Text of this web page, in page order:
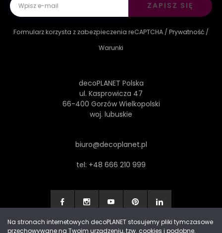
ZAPISZ SIĘ
Formularz korzysta z zabezpieczenia reCAPTCHA / Prywatność /
Warunki
decoPLANET Polska
ul. Kasprowicza 47
66-400 Gorzów Wielkopolski
woj. lubuskie
biuro@decoplanet.pl
tel: +48 666 210 999
Na stronach internetowych decoPLANET stosujemy pliki tymczasowe
przechowywane na Twoim urządzeniu, tzw. cookies i podobne.